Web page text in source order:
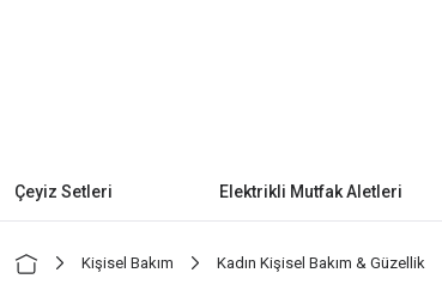
Çeyiz Setleri Elektrikli Mutfak Aletleri
Kişisel Bakım Kadın Kişisel Bakım & Güzellik